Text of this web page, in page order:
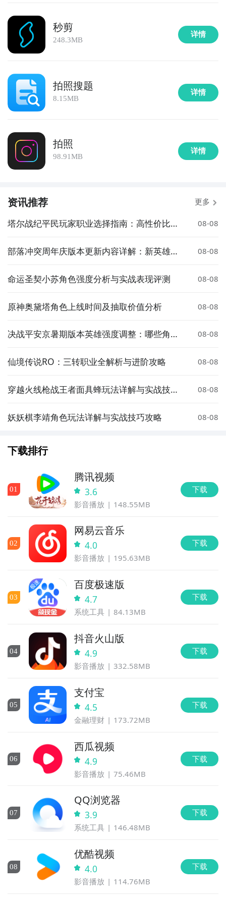
秒剪
248.3MB
详情
拍照搜题
8.15MB
详情
拍照
98.91MB
详情
资讯推荐 更多
塔尔战纪平民玩家职业选择指南：高性价比与
08-08
部落冲突周年庆版本更新内容详解：新英雄、
08-08
命运圣契小苏角色强度分析与实战表现评测 08-08
原神奥黛塔角色上线时间及抽取价值分析 08-08
决战平安京暑期版本英雄强度调整：哪些角色
08-08
仙境传说RO：三转职业全解析与进阶攻略 08-08
穿越火线枪战王者面具蜂玩法详解与实战技巧
08-08
妖妖棋李靖角色玩法详解与实战技巧攻略 08-08
下载排行
01
腾讯视频
3.6
影音播放 148.55MB
下载
02
网易云音乐
4.0
影音播放 195.63MB
下载
03
百度极速版
4.7
系统工具 84.13MB
下载
04
抖音火山版
4.9
影音播放 332.58MB
下载
05
支付宝
4.5
金融理财 173.72MB
下载
06
西瓜视频
4.9
影音播放 75.46MB
下载
07
QQ浏览器
3.9
系统工具 146.48MB
下载
08
优酷视频
4.0
影音播放 114.76MB
下载